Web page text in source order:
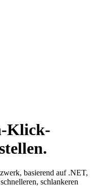
Klick-
basierend auf .NET,
schlankeren